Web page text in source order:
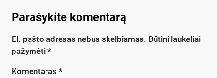
Parašykite komentarą
El. pašto adresas nebus skelbiamas. Būtini laukeliai
pažymėti *
Komentaras *